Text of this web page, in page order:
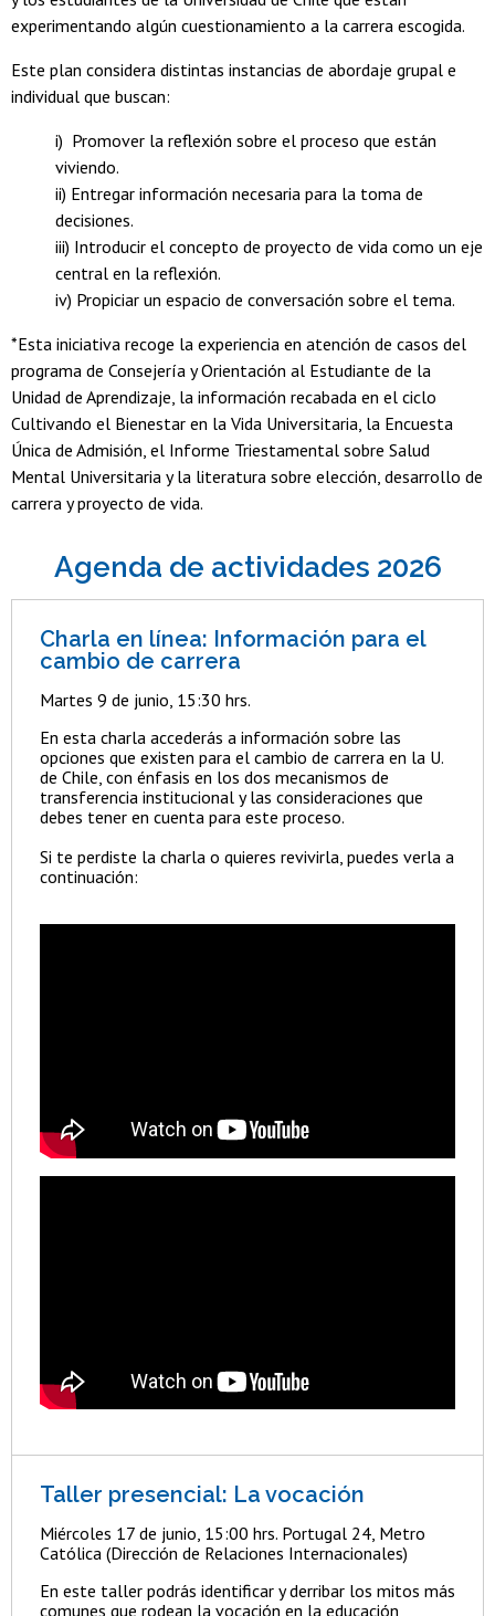
experimentando algún cuestionamiento a la carrera escogida.
Este plan considera distintas instancias de abordaje grupal e
individual que buscan:
i) Promover la reflexión sobre el proceso que están
viviendo.
ii) Entregar información necesaria para la toma de
decisiones.
iii) Introducir el concepto de proyecto de vida como un eje
central en la reflexión.
iv) Propiciar un espacio de conversación sobre el tema.
*Esta iniciativa recoge la experiencia en atención de casos del
programa de Consejería y Orientación al Estudiante de la
Unidad de Aprendizaje, la información recabada en el ciclo
Cultivando el Bienestar en la Vida Universitaria, la Encuesta
Única de Admisión, el Informe Triestamental sobre Salud
Mental Universitaria y la literatura sobre elección, desarrollo de
carrera y proyecto de vida.
Agenda de actividades 2026
Charla en línea: Información para el
cambio de carrera
Martes 9 de junio, 15:30 hrs.
En esta charla accederás a información sobre las
opciones que existen para el cambio de carrera en la U.
de Chile, con énfasis en los dos mecanismos de
transferencia institucional y las consideraciones que
debes tener en cuenta para este proceso.
Si te perdiste la charla o quieres revivirla, puedes verla a
continuación:
Taller presencial: La vocación
Miércoles 17 de junio, 15:00 hrs. Portugal 24, Metro
Católica (Dirección de Relaciones Internacionales)
En este taller podrás identificar y derribar los mitos más
comunes que rodean la vocación en la educación